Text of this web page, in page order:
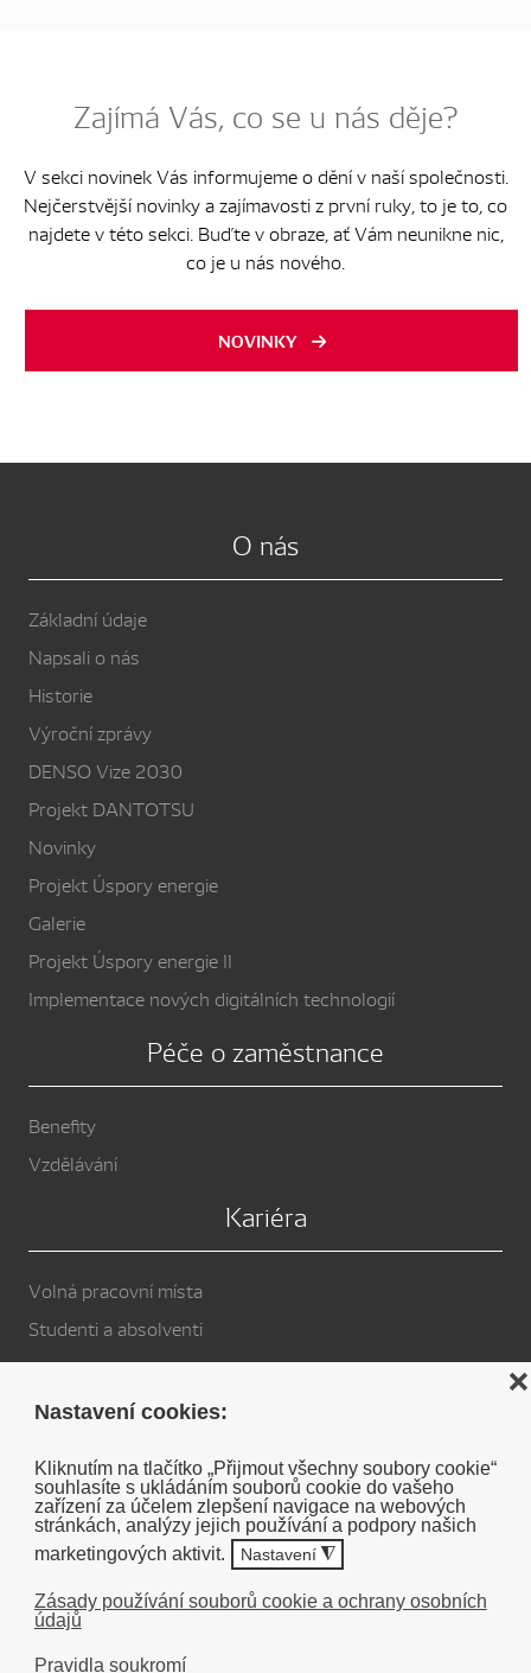
Nastavení cookies:
Kliknutím na tlačítko „Přijmout všechny soubory cookie“
souhlasíte s ukládáním souborů cookie do vašeho
zařízení za účelem zlepšení navigace na webových
stránkách, analýzy jejich používání a podpory našich
marketingových aktivit.
Nastavení ◮
Zásady používání souborů cookie a ochrany osobních
údajů
Pravidla soukromí
❌
Zajímá Vás, co se u nás děje?
V sekci novinek Vás informujeme o dění v naší společnosti.
Nejčerstvější novinky a zajímavosti z první ruky, to je to, co
najdete v této sekci. Buďte v obraze, ať Vám neunikne nic,
co je u nás nového.
NOVINKY
O nás
Základní údaje
Napsali o nás
Historie
Výroční zprávy
DENSO Vize 2030
Projekt DANTOTSU
Novinky
Projekt Úspory energie
Galerie
Projekt Úspory energie II
Implementace nových digitálních technologií
Péče o zaměstnance
Benefity
Vzdělávání
Kariéra
Volná pracovní místa
Studenti a absolventi
Cookies
Soukromé prohlášení o vyloučení odpovědnosti DENSO